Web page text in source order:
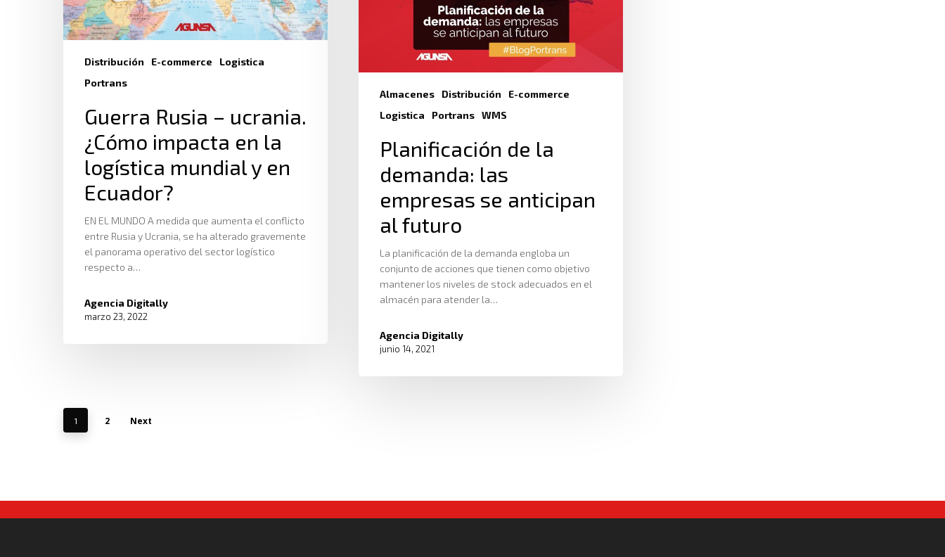
Distribución E-commerce
Logistica
Portrans
Guerra Rusia – ucrania.
¿Cómo impacta en la
logística mundial y en
Ecuador?
EN EL MUNDO A medida que aumenta el conflicto
entre Rusia y Ucrania, se ha alterado gravemente
el panorama operativo del sector logístico
respecto a…
Agencia Digitally
marzo 23, 2022
Almacenes Distribución
E-commerce
Logistica
Portrans WMS
Planificación de la
demanda: las
empresas se anticipan
al futuro
La planificación de la demanda engloba un
conjunto de acciones que tienen como objetivo
mantener los niveles de stock adecuados en el
almacén para atender la…
Agencia Digitally
junio 14, 2021
1 2 Next